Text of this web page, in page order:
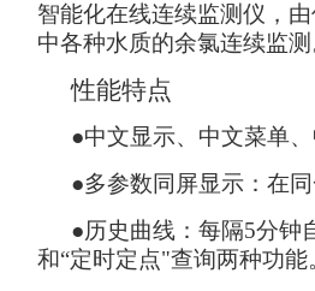
智能化在线连续监测仪，
中各种水质的余氯连续监测
性能特点
●中文显示、中文菜单
●多参数同屏显示：在
●历史曲线：每隔5分钟
和“定时定点"查询两种功能